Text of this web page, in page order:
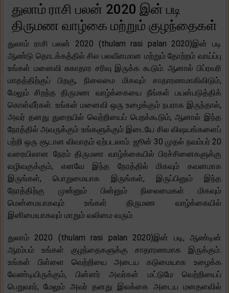
துலாம் ராசி பலன் 2020 இன் படி
திருமண வாழ்கை மற்றும் குழந்தைகள்
துலாம் ராசி பலன் 2020 (thulam rasi palan 2020)இன் படி
ஆண்டு தொடக்கத்தில் சில பலவீனமான மற்றும் தோற்றம் வாய்ப்பு
உங்கள் மனைவி சுகாதார சரிவு இருக்க கூடும். ஆனால் பிப்ரவரி
மாதத்திற்குப் பிறகு, நிலைமை மிகவும் சாதாரணமாகிவிடும்,
மேலும் சிறந்த திருமண வாழ்க்கையை நீங்கள் பயன்படுத்திக்
கொள்வீர்கள். உங்கள் மனைவி ஒரு உழைக்கும் நபராக இருந்தால்,
அவர் தனது துறையில் வெற்றியைப் பெறக்கூடும், ஆனால் இந்த
நேரத்தில் அவருக்கும் உங்களுக்கும் இடையே சில விஷயங்களைப்
பற்றி ஒரு சூடான விவாதம் ஏற்படலாம். ஜூன் 30 முதல் நவம்பர் 20
வரையிலான நேரம் திருமண வாழ்க்கையில் பிரச்சினைகளுக்கு
வழிவகுக்கும், எனவே இந்த நேரத்தில் மிகவும் கவனமாக
இருங்கள், பொறுமையாக இருங்கள், இருப்பினும் இந்த
நேரத்திற்கு முன்னும் பின்னும் நிலைமைகள் மிகவும்
மென்மையாகவும் உங்கள் திருமண வாழ்க்கையில்
இனிமையாகவும் மாறும் வலிமை வரும்.
துலாம் 2020 (thulam rasi palan 2020)இன் படி, ஆண்டின்
ஆரம்பம் உங்கள் குழந்தைகளுக்கு சாதாரணமாக இருக்கும்.
உங்கள் பிள்ளை வெற்றியை அடைய கடுமையாக உழைக்க
வேண்டியிருக்கும், பின்னர் அவர்கள் மட்டுமே வெற்றியைப்
பெறுவார், மேலும் அவர் தனது இலக்கை அடைய மனதளவில்